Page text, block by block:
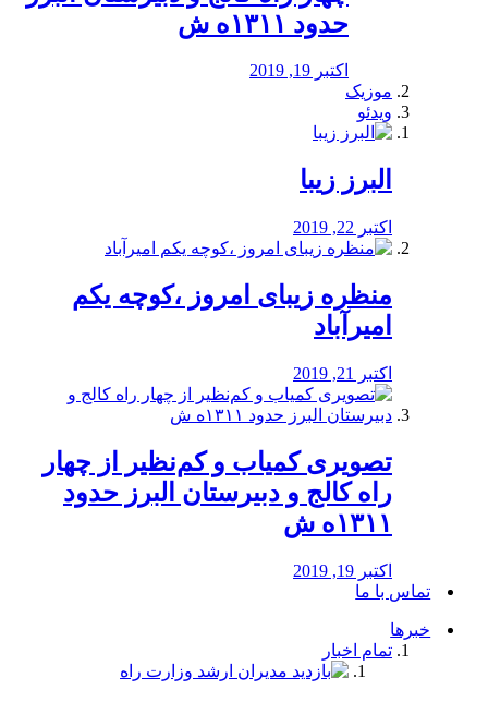
حدود ۱۳۱۱ه ش
اکتبر 19, 2019
موزیک
ویدئو
البرز زیبا
اکتبر 22, 2019
منظره‌‌ زیبای امروز ،کوچه یکم
امیرآباد
اکتبر 21, 2019
️تصویری کمیاب و کم‌نظیر از چهار
راه كالج و دبيرستان البرز حدود
۱۳۱۱ه ش
اکتبر 19, 2019
تماس با ما
خبرها
تمام اخبار